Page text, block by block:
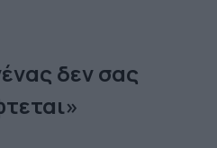
δεν σας